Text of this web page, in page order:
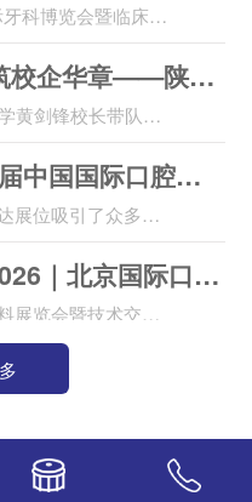
科博览会暨临床大
体量领先、行业认
贸与学术盛会，亦
齿科交流平台。
校企华章——陕西
科宁达材料，深
共育合作
黄剑锋校长带队，
成都科宁达材料有
双方依托校友纽
新合作、共谋人才
中国国际口腔设
技术交流会
展位吸引了众多专
自全球多个地区的
齿科实验室、3D打
纷前来咨询，对我
｜北京国际口腔
展览会暨技术交流
行业认可度顶尖的
会，亦是亚太地区